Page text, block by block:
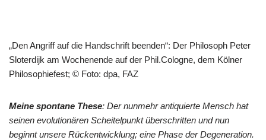
„Den Angriff auf die Handschrift beenden“: Der Philosoph Peter
Sloterdijk am Wochenende auf der Phil.Cologne, dem Kölner
Philosophiefest; © Foto: dpa, FAZ
Meine spontane These: Der nunmehr antiquierte Mensch hat
seinen evolutionären Scheitelpunkt überschritten und nun
beginnt unsere Rückentwicklung; eine Phase der Degeneration.